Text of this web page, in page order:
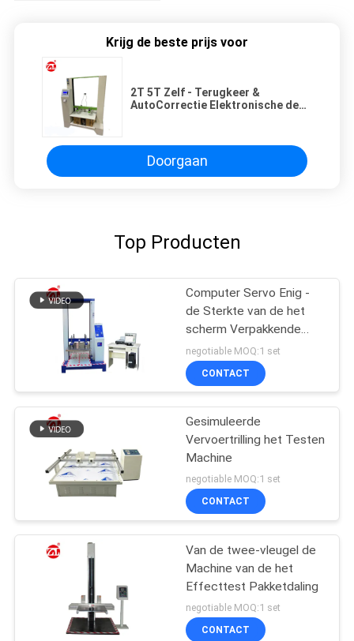
Krijg de beste prijs voor
2T 5T Zelf - Terugkeer &
AutoCorrectie Elektronische de
Doorgaan
Top Producten
Computer Servo Enig -
de Sterkte van de het
scherm Verpakkende
Compressie het Testen
Machine
negotiable MOQ:1 set
CONTACT
Gesimuleerde
Vervoertrilling het Testen
Machine
negotiable MOQ:1 set
CONTACT
Van de twee-vleugel de
Machine van de het
Effecttest Pakketdaling
negotiable MOQ:1 set
CONTACT